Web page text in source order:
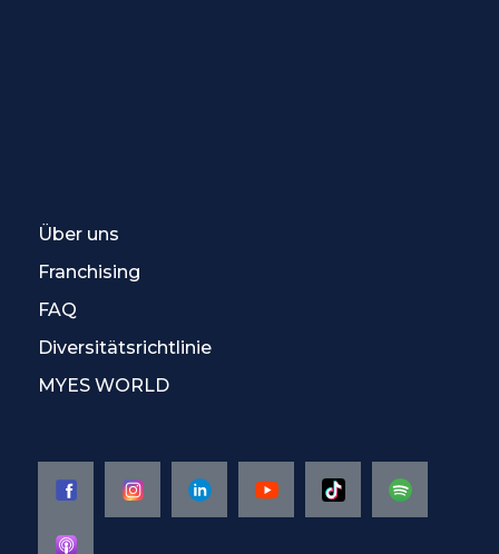
Über uns
Franchising
FAQ
Diversitätsrichtlinie
MYES WORLD